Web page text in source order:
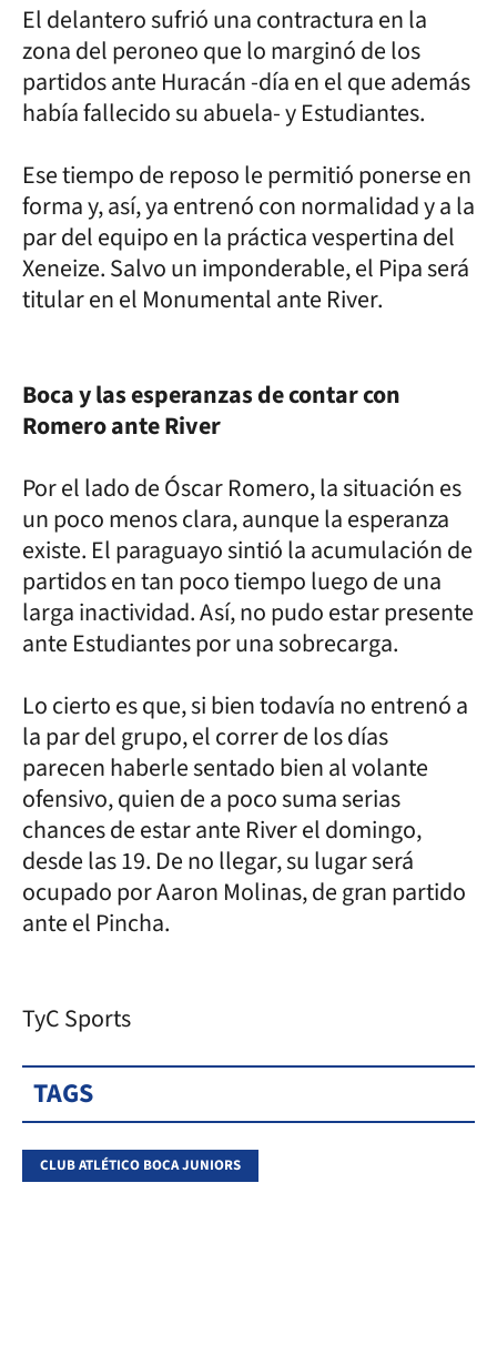
El delantero sufrió una contractura en la
zona del peroneo que lo marginó de los
partidos ante Huracán -día en el que además
había fallecido su abuela- y Estudiantes.
Ese tiempo de reposo le permitió ponerse en
forma y, así, ya entrenó con normalidad y a la
par del equipo en la práctica vespertina del
Xeneize. Salvo un imponderable, el Pipa será
titular en el Monumental ante River.
Boca y las esperanzas de contar con
Romero ante River
Por el lado de Óscar Romero, la situación es
un poco menos clara, aunque la esperanza
existe. El paraguayo sintió la acumulación de
partidos en tan poco tiempo luego de una
larga inactividad. Así, no pudo estar presente
ante Estudiantes por una sobrecarga.
Lo cierto es que, si bien todavía no entrenó a
la par del grupo, el correr de los días
parecen haberle sentado bien al volante
ofensivo, quien de a poco suma serias
chances de estar ante River el domingo,
desde las 19. De no llegar, su lugar será
ocupado por Aaron Molinas, de gran partido
ante el Pincha.
TyC Sports
TAGS
CLUB ATLÉTICO BOCA JUNIORS